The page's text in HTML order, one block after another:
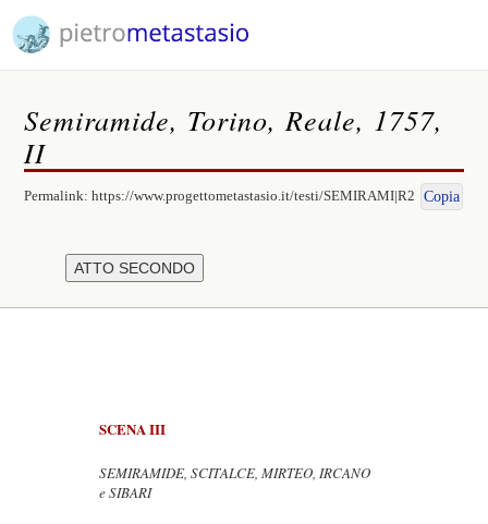
Semiramide, Torino, Reale, 1757,
II
Permalink:https://www.progettometastasio.it/testi/SEMIRAMI|R2 Copia
SCENA III
SEMIRAMIDE, SCITALCE, MIRTEO, IRCANO
e SIBARI